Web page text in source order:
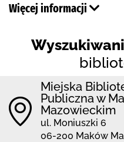
Więcej informacji
Miejska
Publiczna w
Mazowieckim
ul. Moniuszki 6
06-200 Maków